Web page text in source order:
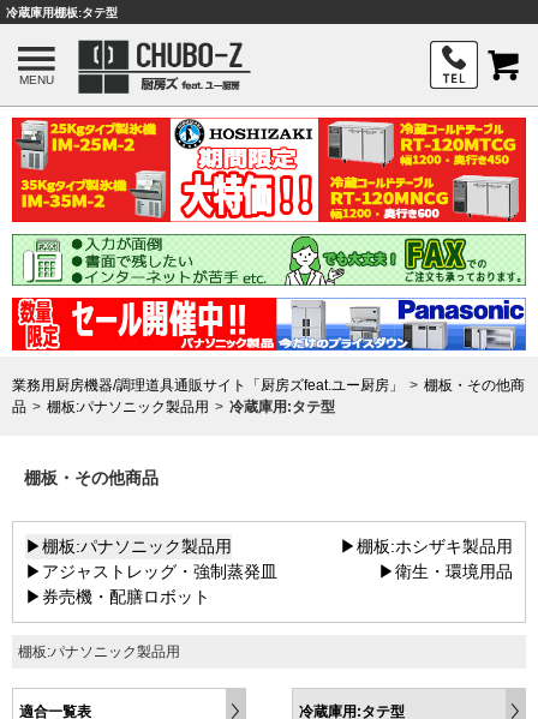
冷蔵庫用棚板:タテ型
MENU
業務用厨房機器/調理道具通販サイト「厨房ズfeat.ユー厨房」
棚板・その他商
品
棚板:パナソニック製品用 冷蔵庫用:タテ型
棚板・その他商品
▶棚板:パナソニック製品用
▶棚板:ホシザキ製品用
▶アジャストレッグ・強制蒸発皿
▶衛生・環境用品
▶券売機・配膳ロボット
棚板:パナソニック製品用
適合一覧表 冷蔵庫用:タテ型